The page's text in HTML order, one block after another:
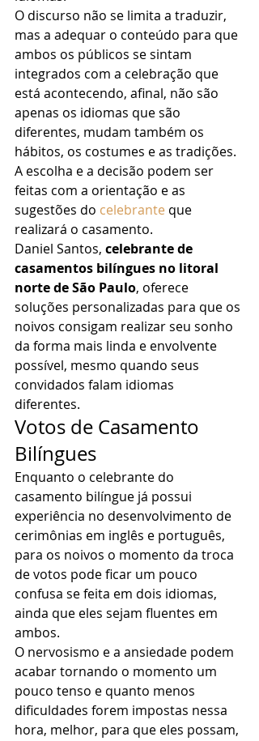
O discurso não se limita a traduzir,
mas a adequar o conteúdo para que
ambos os públicos se sintam
integrados com a celebração que
está acontecendo, afinal, não são
apenas os idiomas que são
diferentes, mudam também os
hábitos, os costumes e as tradições.
A escolha e a decisão podem ser
feitas com a orientação e as
sugestões do celebrante que
realizará o casamento.
Daniel Santos, celebrante de
casamentos bilíngues no litoral
norte de São Paulo, oferece
soluções personalizadas para que os
noivos consigam realizar seu sonho
da forma mais linda e envolvente
possível, mesmo quando seus
convidados falam idiomas
diferentes.
Votos de Casamento
Bilíngues
Enquanto o celebrante do
casamento bilíngue já possui
experiência no desenvolvimento de
cerimônias em inglês e português,
para os noivos o momento da troca
de votos pode ficar um pouco
confusa se feita em dois idiomas,
ainda que eles sejam fluentes em
ambos.
O nervosismo e a ansiedade podem
acabar tornando o momento um
pouco tenso e quanto menos
dificuldades forem impostas nessa
hora, melhor, para que eles possam,